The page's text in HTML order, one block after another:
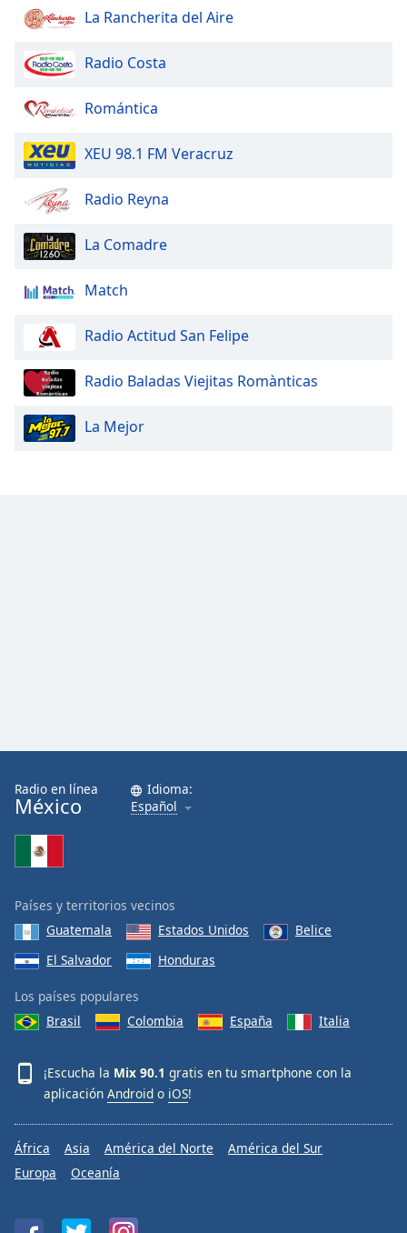
La Rancherita del Aire
Radio Costa
Romántica
XEU 98.1 FM Veracruz
Radio Reyna
La Comadre
Match
Radio Actitud San Felipe
Radio Baladas Viejitas Romànticas
La Mejor
Radio en línea
México
Idioma:
Español
Países y territorios vecinos
Guatemala
Estados Unidos
Belice
El Salvador
Honduras
Los países populares
Brasil
Colombia España Italia
¡Escucha la Mix 90.1 gratis en tu smartphone con la
aplicación Android o iOS!
África Asia América del Norte
América del Sur
Europa
Oceanía